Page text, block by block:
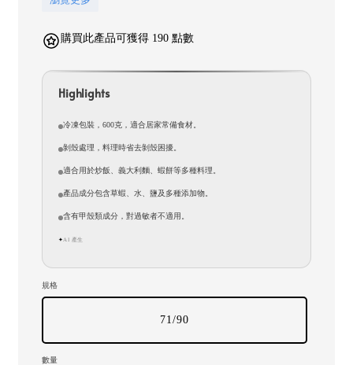
購買此產品可獲得 190 點數
Highlights
冷凍包裝，600克，適合居家常備食材。
剝殼處理，料理時省去剝殼困擾。
適合用於炒飯、義大利麵、蝦餅等多種料理。
產品成分包含草蝦、水、鹽及多種添加物。
含有甲殼類成分，對過敏者不適用。
✦AI 產生
規格
71/90
數量